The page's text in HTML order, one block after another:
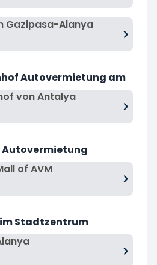
Gazipasa-Alanya
Autovermietung am
von Antalya
of AVM
Stadtzentrum